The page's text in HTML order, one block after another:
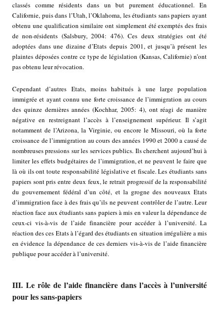
classés comme résidents dans un but purement éducationnel. En
Californie, puis dans l’Utah, l’Oklahoma, les étudiants sans papiers ayant
obtenu une qualification similaire ont simplement été exemptés des frais
de non-résidents (Salsbury, 2004: 476). Ces deux stratégies ont été
adoptées dans une dizaine d’Etats depuis 2001, et jusqu’à présent les
plaintes déposées contre ce type de législation (Kansas, Californie) n’ont
pas obtenu leur révocation.
Cependant d’autres Etats, moins habitués à une large population
immigrée et ayant connu une forte croissance de l’immigration au cours
des quinze dernières années (Kochhar, 2005: 4), ont réagi de manière
négative en restreignant l’accès à l’enseignement supérieur. Il s’agit
notamment de l’Arizona, la Virginie, ou encore le Missouri, où la forte
croissance de l’immigration au cours des années 1990 et 2000 a causé de
nombreuses pressions sur les services publics. Ils cherchent aujourd’hui à
limiter les effets budgétaires de l’immigration, et ne peuvent le faire que
là où ils ont toute responsabilité législative et fiscale. Les étudiants sans
papiers sont pris entre deux feux, le retrait progressif de la responsabilité
du gouvernement fédéral d’un côté, et la grogne des nouveaux Etats
d’immigration face à des frais qu’ils ne peuvent contrôler de l’autre. Leur
réaction face aux étudiants sans papiers à mis en valeur la dépendance de
ceux-ci vis-à-vis de l’aide financière pour accéder à l’université. La
réaction des ces Etats à l’égard des étudiants en situation irrégulière a mis
en évidence la dépendance de ces derniers vis-à-vis de l’aide financière
publique pour accéder à l’université.
III. Le rôle de l’aide financière dans l’accès à l’université
pour les sans-papiers